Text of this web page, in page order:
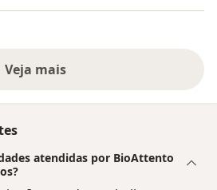
Veja mais
atendidas por BioAttento